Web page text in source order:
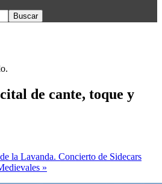
de cante, toque y
la Lavanda. Concierto de Sidecars
»